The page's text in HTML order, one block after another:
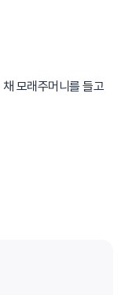
채 모래주머니를 들고